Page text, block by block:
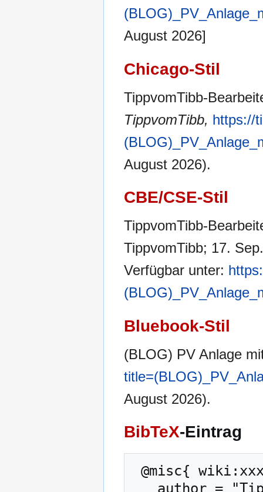
August 2026]
Chicago-Stil
TippvomTibb-
TippvomTibb, https://
August 2026).
CBE/CSE-Stil
TippvomTibb-
TippvomTibb; 17.
Verfügbar unter:
Bluebook-Stil
(BLOG) PV Anlage
August 2026).
BibTeX-Eintrag